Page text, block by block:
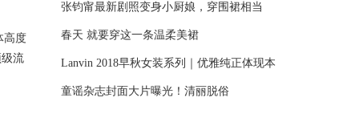
高度
流
张钧甯最新剧照变身小厨娘，穿围裙相当
春天 就要穿这一条温柔美裙
Lanvin 2018早秋女装系列｜优雅纯正体现本
童谣杂志封面大片曝光！清丽脱俗